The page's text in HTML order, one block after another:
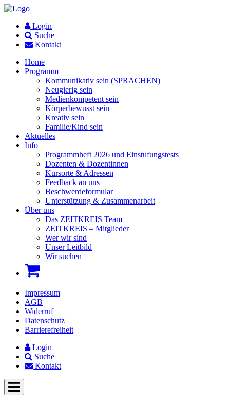
Login
Suche
Kontakt
Home
Programm
Kommunikativ sein (SPRACHEN)
Neugierig sein
Medienkompetent sein
Körperbewusst sein
Kreativ sein
Familie/Kind sein
Aktuelles
Info
Programmheft 2026 und Einstufungstests
Dozenten & Dozentinnen
Kursorte & Adressen
Feedback an uns
Beschwerdeformular
Unterstützung & Zusammenarbeit
Über uns
Das ZEITKREIS Team
ZEITKREIS – Mitglieder
Wer wir sind
Unser Leitbild
Wir suchen
Impressum
AGB
Widerruf
Datenschutz
Barrierefreiheit
Login
Suche
Kontakt